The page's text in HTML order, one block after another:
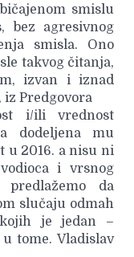
smislu
bez agresivnog
smisla. Ono
takvog čitanja,
izvan i iznad
iz Predgovora
i/ili vrednost
dodeljena mu
u 2016. a nisu ni
i vrsnog
da
slučaju odmah
je jedan –
tome. Vladislav